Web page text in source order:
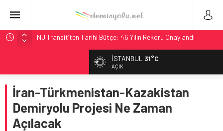
NJ Transit’ten Tarihi Bütçe: 46 Yılın Rekoru Onaylandı
Rocky Mountain, Güneş Enerjili Tesisten İlk Rayı Sevk Etti
AAR, MIT ve Berkeley Dahil 4 Üniversiteyle Araştırma
Konsorsiyumu Başlattı
Long Beach Limanı’na 58 Milyon Dolarlık Yeşil Yatırım Ödülü
Chicago’da Metra Polisi BVLOS Drone’larla Müdahale
Süresini Kısalttı
İSTANBUL 31°C
AÇIK
İran-Türkmenistan-Kazakistan
Demiryolu Projesi Ne Zaman
Açılacak